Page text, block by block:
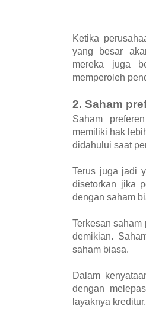
Ketika
yang besar
mereka juga
memperoleh
2. Saham
Saham
memiliki hak
didahului saat
Terus juga jadi
disetorkan jika
dengan saham
Terkesan
demikian.
saham biasa.
Dalam
dengan
layaknya kreditur.